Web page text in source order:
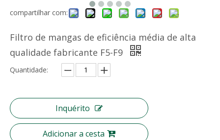
Meio de filtro de ar de fibra sintética lavável Meio de pré-filtro
compartilhar com:
Filtro de mangas de eficiência média de alta
qualidade fabricante F5-F9
Quantidade:
Inquérito
Adicionar a cesta